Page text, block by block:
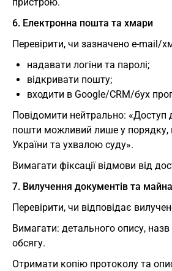
6. Електронна пошта та хмари
Перевірити, чи зазначено e-mail/
надавати логіни та паролі;
відкривати пошту;
входити в Google/CRM/бух
Повідомити нейтрально: «Доступ
пошти можливий лише у порядку,
України та ухвалою суду».
Вимагати фіксації відмови від
7. Вилучення документів та майна
Перевірити, чи відповідає
Вимагати: детального опису, назв
обсягу.
Отримати копію протоколу та